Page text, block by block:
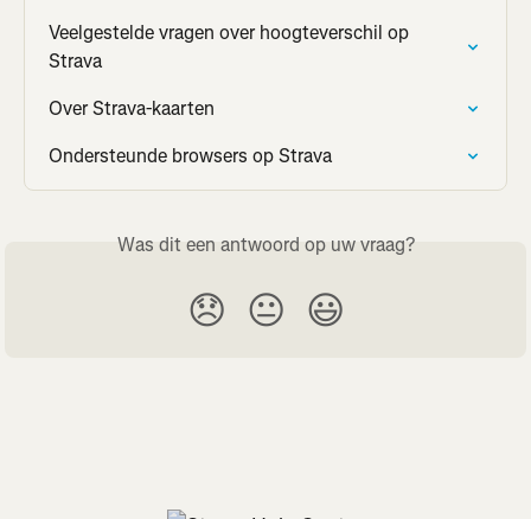
Veelgestelde vragen over hoogteverschil op
Strava
Over Strava-kaarten
Ondersteunde browsers op Strava
Was dit een antwoord op uw vraag?
😞 😐 😃